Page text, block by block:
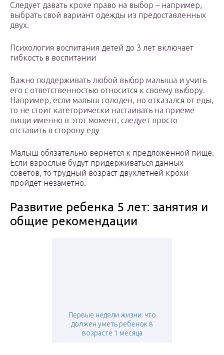
Следует давать крохе право на выбор – например,
выбрать свой вариант одежды из предоставленных
двух.
Психология воспитания детей до 3 лет включает
гибкость в воспитании
Важно поддерживать любой выбор малыша и учить
его с ответственностью относится к своему выбору.
Например, если малыш голоден, но отказался от еды,
то не стоит категорически настаивать на приеме
пищи именно в этот момент, следует просто
отставить в сторону еду
Малыш обязательно вернется к предложенной пище.
Если взрослые будут придерживаться данных
советов, то трудный возраст двухлетней крохи
пройдет незаметно.
Развитие ребенка 5 лет: занятия и
общие рекомендации
Первые недели жизни: что
должен уметь ребенок в
возрасте 1 месяца